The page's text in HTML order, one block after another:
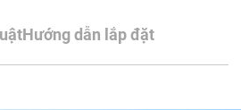
Hướng dẫn lắp đặt